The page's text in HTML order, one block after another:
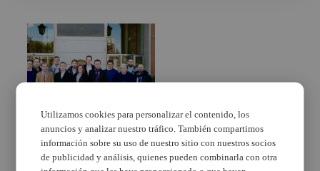
La línea C3 arribarà a
l’estació del Nord al
juny
Utilizamos cookies para personalizar el contenido, los
anuncios y analizar nuestro tráfico. También compartimos
información sobre su uso de nuestro sitio con nuestros socios
de publicidad y análisis, quienes pueden combinarla con otra